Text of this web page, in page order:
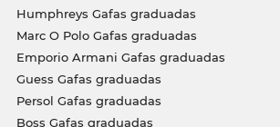
Humphreys Gafas graduadas
Marc O Polo Gafas graduadas
Emporio Armani Gafas graduadas
Guess Gafas graduadas
Persol Gafas graduadas
Boss Gafas graduadas